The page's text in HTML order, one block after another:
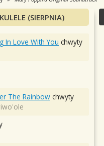
(SIERPNIA)
In Love With You chwyty
The Rainbow chwyty